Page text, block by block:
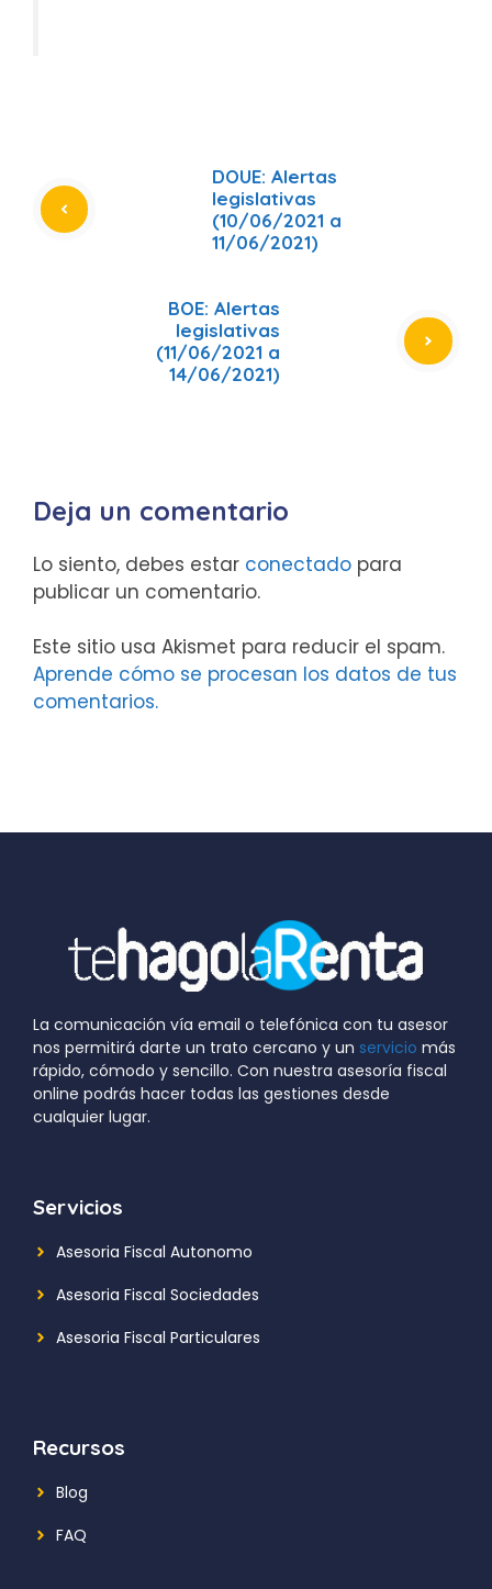
DOUE: Alertas
legislativas
(10/06/2021 a
11/06/2021)
BOE: Alertas
legislativas
(11/06/2021 a
14/06/2021)
Deja un comentario
Lo siento, debes estar conectado para
publicar un comentario.
Este sitio usa Akismet para reducir el spam.
Aprende cómo se procesan los datos de tus
comentarios.
La comunicación vía email o telefónica con tu asesor
nos permitirá darte un trato cercano y un servicio más
rápido, cómodo y sencillo. Con nuestra asesoría fiscal
online podrás hacer todas las gestiones desde
cualquier lugar.
Servicios
Asesoria Fiscal Autonomo
Asesoria Fiscal Sociedades
Asesoria Fiscal Particulares
Recursos
Blog
FAQ